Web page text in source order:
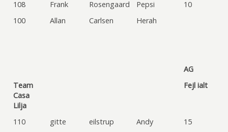
108
Frank Rosengaard Pepsi
10
100
Allan Carlsen Herah
AG
Team
Casa
Lilja
Fejl ialt
110 gitte eilstrup Andy
15